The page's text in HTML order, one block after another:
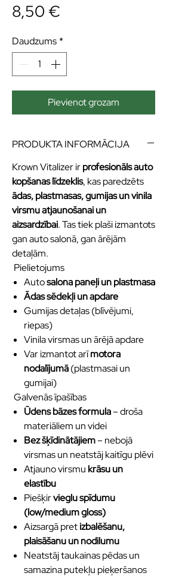
8,50 €
Daudzums *
Pievienot grozam
PRODUKTA INFORMĀCIJA
Krown Vitalizer irprofesionāls auto
kopšanas līdzeklis, kas paredzēts
ādas, plastmasas, gumijas un vinila
virsmu atjaunošanai un
aizsardzībai. Tas tiek plaši izmantots
gan auto salonā, gan ārējām
detaļām.
Pielietojums
Autosalona paneļi un plastmasa
Ādas sēdekļi un apdare
Gumijas detaļas (blīvējumi,
riepas)
Vinila virsmas un ārējā apdare
Var izmantot arīmotora
nodalījumā(plastmasai un
gumijai)
Galvenās īpašības
Ūdens bāzes formula– droša
materiāliem un videi
Bez šķīdinātājiem– nebojā
virsmas un neatstāj kaitīgu plēvi
Atjauno virsmu krāsu un
elastību
Piešķirvieglu spīdumu
(low/medium gloss)
Aizsargā pretizbalēšanu,
plaisāšanu un nodilumu
Neatstāj taukainas pēdas un
samazina putekļu pieķeršanos